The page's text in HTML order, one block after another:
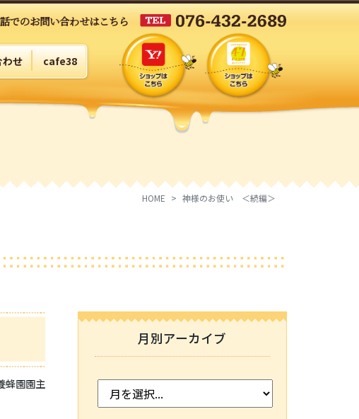
わせ cafe38
でのお問い合わせはこちら
HOME 神様のお使い ＜続編＞
蜂園園主
月別アーカイブ